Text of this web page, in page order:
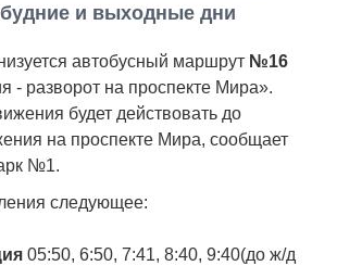
и выходные дни
автобусный маршрут №16
- разворот на проспекте Мира».
будет действовать до
на проспекте Мира, сообщает
№1.
следующее:
05:50, 6:50, 7:41, 8:40, 9:40(до ж/д